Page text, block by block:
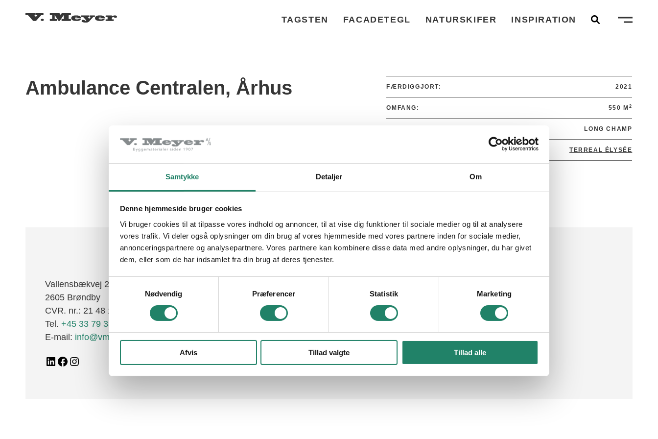
Samtykke Detaljer Om
Denne hjemmeside bruger cookies
Vi bruger cookies til at tilpasse vores indhold og annoncer, til at vise dig funktioner til sociale medier og til at analysere
vores trafik. Vi deler også oplysninger om din brug af vores hjemmeside med vores partnere inden for sociale medier,
annonceringspartnere og analysepartnere. Vores partnere kan kombinere disse data med andre oplysninger, du har givet
dem, eller som de har indsamlet fra din brug af deres tjenester.
Samtykkevalg
Nødvendig
Præferencer Statistik Marketing
Afvis Tillad valgte Tillad alle
TAGSTEN FACADETEGL NATURSKIFER INSPIRATION
Naturskifer
Alle produkter
Alle projekter
Tagsten
Facadetegl
Naturskifer
Tegltag: Et tidløst valg
Cradle to Cradle
Nyheder
Downloads
Ofte Stillede Spørgsmål
Ambulance Centralen, Århus FÆRDIGGJORT: 2021
OMFANG: 550 M 2
LONG CHAMP
TERREAL ÉLYSÉE
Vallensbækvej 26-28
2605 Brøndby
CVR. nr.: 21 48 11 30
Tel. +45 33 79 33 66
E-mail: info@vmeyer.dk
LinkedIn
Facebook
Instagram
Nyttige links
Tegltagsten
Facadetegl
Naturskifer
Custom Made
Downloads
Showrooms
Brøndby
København
Vejle